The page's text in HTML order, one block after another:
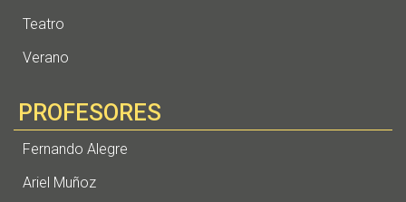
Teatro
Verano
PROFESORES
Fernando Alegre
Ariel Muñoz